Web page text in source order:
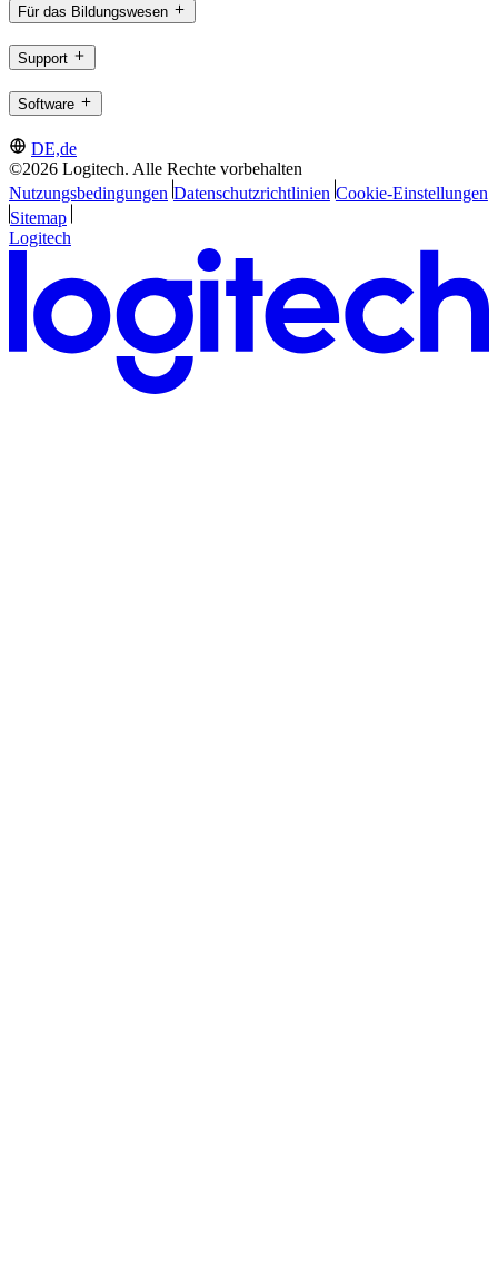
Für das Bildungswesen
Support
Software
DE,de
©2026 Logitech. Alle Rechte vorbehalten
Nutzungsbedingungen Datenschutzrichtlinien Cookie-Einstellungen
Sitemap
Logitech